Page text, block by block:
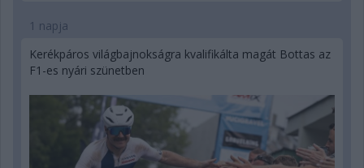
1 napja
Kerékpáros világbajnokságra kvalifikálta magát Bottas az
F1-es nyári szünetben